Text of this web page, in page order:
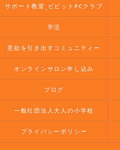
サポート教室_ビビットPCクラブ
学活
意欲を引き出すコミュニティー
オンラインサロン申し込み
ブログ
一般社団法人大人の小学校
プライバシーポリシー